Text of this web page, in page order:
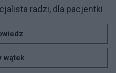
radzi, dla pacjentki
wątek